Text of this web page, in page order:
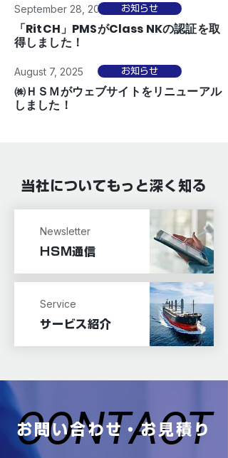
September 28, 2025 お知らせ
「RitCH」PMSがClass NKの認証を取
得しました！
August 7, 2025 お知らせ
㈱ＨＳＭがウェブサイトをリニューアル
しました！
当社についてもっと深く知る
Newsletter
HSM通信
Service
サービス紹介
CONTACT
CONTACT
お問い合わせ・お見積り